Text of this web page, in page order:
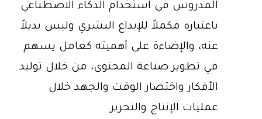
المدروس في استخدام الذكاء الاصطناعي
باعتباره مكملاً للإبداع البشري وليس بديلاً
عنه، والإضاءة على أهميته كعامل يسهم
في تطوير صناعة المحتوى، من خلال توليد
الأفكار واختصار الوقت والجهد خلال
عمليات الإنتاج والتحرير.